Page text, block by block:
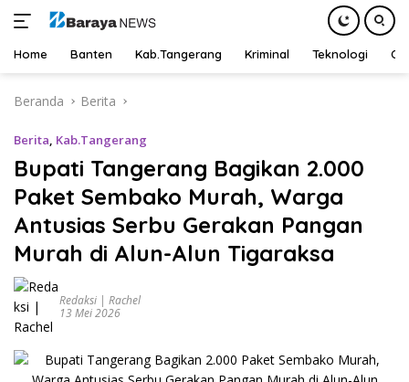
Home Banten Kab.Tangerang Kriminal Teknologi
Beranda Berita
Berita, Kab.Tangerang
Bupati Tangerang Bagikan 2.000
Paket Sembako Murah, Warga
Antusias Serbu Gerakan Pangan
Murah di Alun-Alun Tigaraksa
Redaksi | Rachel
13 Mei 2026